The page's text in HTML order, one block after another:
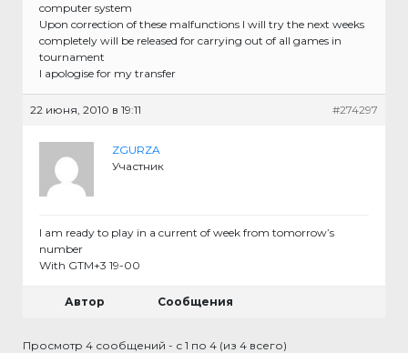
computer system
Upon correction of these malfunctions I will try the next weeks
completely will be released for carrying out of all games in
tournament
I apologise for my transfer
22 июня, 2010 в 19:11 #274297
ZGURZA
Участник
I am ready to play in a current of week from tomorrow’s
number
With GTM+3 19-00
Автор Сообщения
Просмотр 4 сообщений - с 1 по 4 (из 4 всего)